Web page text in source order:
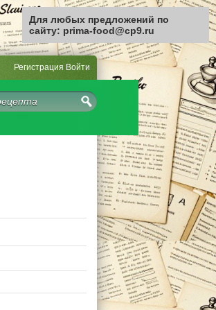
Регистрация Войти
Для любых предложений по
сайту: prima-food@cp9.ru